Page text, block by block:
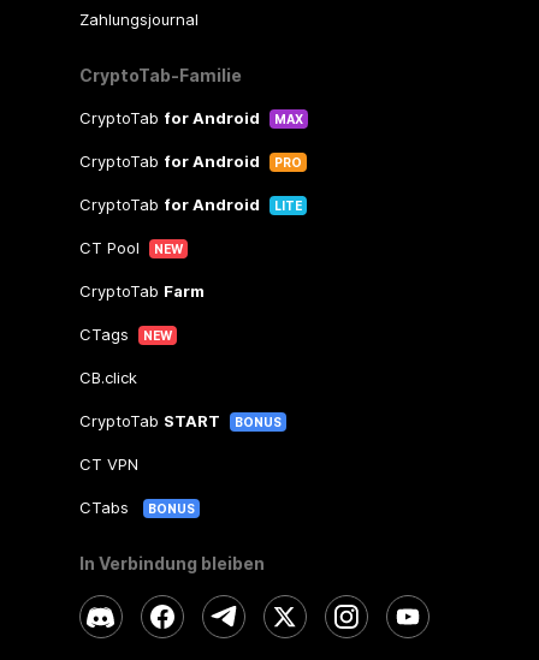
Zahlungsjournal
CryptoTab-Familie
CryptoTab for Android MAX
CryptoTab for Android PRO
CryptoTab for Android LITE
CT Pool NEW
CryptoTab Farm
CTags NEW
CB.click
CryptoTab START BONUS
CT VPN
CTabs BONUS
In Verbindung bleiben